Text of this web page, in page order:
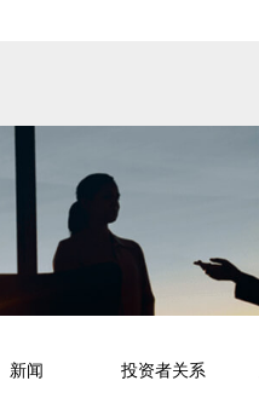
新闻 投资者关系